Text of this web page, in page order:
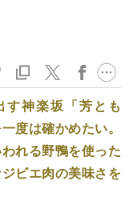
神楽坂「芳とも
度は確かめたい。
れる野鴨を使った
ビエ肉の美味さを